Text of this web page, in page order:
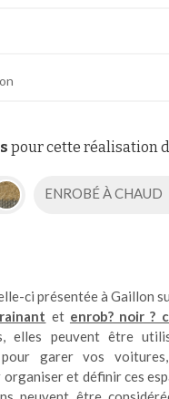
pour cette réalisation
ENROBÉ À CHAUD
ci présentée à Gaillon
et enrob? noir ?
elles peuvent être
garer vos
organiser et définir ces